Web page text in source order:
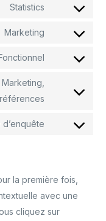
Statistics
Marketing
la première fois,
avec une
cliquez sur